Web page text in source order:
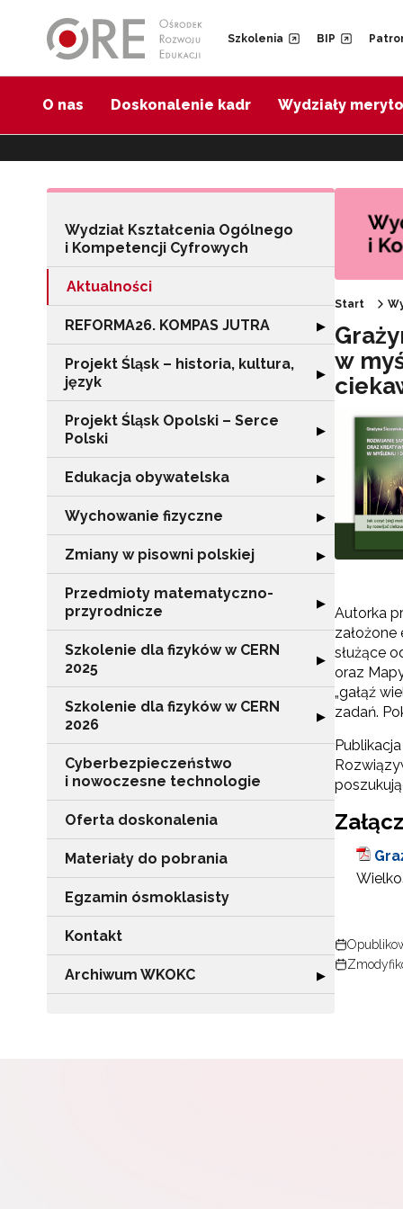
Szkolenia BIP
O nas Doskonalenie kadr Wydziały
Wydział Kształcenia Ogólnego
i Kompetencji Cyfrowych
Aktualności
REFORMA26. KOMPAS JUTRA Rozwiń sekcję
▶
Projekt Śląsk – historia, kultura,
język
Rozwiń sekcję
▶
Projekt Śląsk Opolski – Serce
Polski
Rozwiń sekcję
▶
Edukacja obywatelska Rozwiń sekcję
▶
Wychowanie fizyczne Rozwiń sekcję
▶
Zmiany w pisowni polskiej Rozwiń sekcję
▶
Przedmioty matematyczno-
przyrodnicze
Rozwiń sekcję
▶
Szkolenie dla fizyków w CERN
2025
Rozwiń sekcję
▶
Szkolenie dla fizyków w CERN
2026
Rozwiń sekcję
▶
Cyberbezpieczeństwo
i nowoczesne technologie
Oferta doskonalenia
Materiały do pobrania
Egzamin ósmoklasisty
Kontakt
Archiwum WKOKC Rozwiń sekcję
▶
Start
w
Autorka
służące
oraz
„gałąź
zadań.